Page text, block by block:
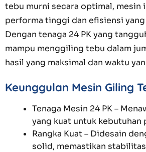
tebu murni secara optimal, mesin
performa tinggi dan efisiensi yang
Dengan tenaga 24 PK yang
mampu menggiling tebu dalam
hasil yang maksimal dan waktu
Keunggulan Mesin Giling
Tenaga Mesin 24 PK –
yang kuat untuk kebutuhan
Rangka Kuat – Didesain
solid, memastikan